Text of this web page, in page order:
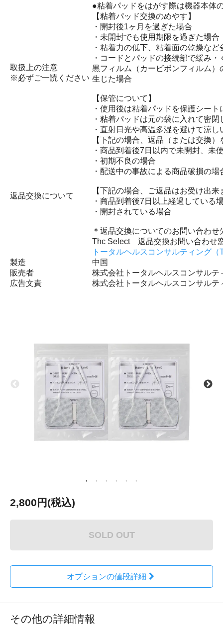
●粘着パッドをはがす際は機器本体
取扱上の注意
※必ずご一読ください
【粘着パッド交換のめやす】
・開封後1ヶ月を過ぎた場合
・未開封でも使用期限を過ぎた場合
・粘着力の低下、粘着面の乾燥な
・コードとパッドの接続部で緩み
黒フィルム（カービボンフィルム
生じた場合
【保管について】
・使用後は粘着パッドを保護シー
・粘着パッドは元の袋に入れて密閉
・直射日光や高温多湿を避けて涼
返品交換について
【下記の場合、返品（または交換
・商品到着後7日以内で未開封、未
・初期不良の場合
・配送中の事故による商品破損の場
【下記の場合、ご返品はお受け出
・商品到着後7日以上経過している
・開封されている場合
＊返品交換についてのお問い合わせ
Thc Select 返品交換お問い合わせ
トータルヘルスコンサルティング（
製造
中国
販売者
株式会社トータルヘルスコンサルテ
広告文責
株式会社トータルヘルスコンサルテ
2,800円(税込)
SOLD OUT
オプションの値段詳細
その他の詳細情報